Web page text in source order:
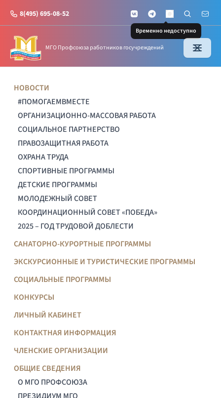
8(495) 695-08-52 VKontakteTelegramMAX
Временно недоступно
Поиск по
Почта
МГО Профсоюза работников госучреждений
НОВОСТИ
#ПОМОГАЕМВМЕСТЕ
ОРГАНИЗАЦИОННО-МАССОВАЯ РАБОТА
СОЦИАЛЬНОЕ ПАРТНЕРСТВО
ПРАВОЗАЩИТНАЯ РАБОТА
ОХРАНА ТРУДА
СПОРТИВНЫЕ ПРОГРАММЫ
ДЕТСКИЕ ПРОГРАММЫ
МОЛОДЕЖНЫЙ СОВЕТ
КООРДИНАЦИОННЫЙ СОВЕТ «ПОБЕДА»
2025 – ГОД ТРУДОВОЙ ДОБЛЕСТИ
САНАТОРНО-КУРОРТНЫЕ ПРОГРАММЫ
ЭКСКУРСИОННЫЕ И ТУРИСТИЧЕСКИЕ ПРОГРАММЫ
СОЦИАЛЬНЫЕ ПРОГРАММЫ
КОНКУРСЫ
ЛИЧНЫЙ КАБИНЕТ
КОНТАКТНАЯ ИНФОРМАЦИЯ
ЧЛЕНСКИЕ ОРГАНИЗАЦИИ
ОБЩИЕ СВЕДЕНИЯ
О МГО ПРОФСОЮЗА